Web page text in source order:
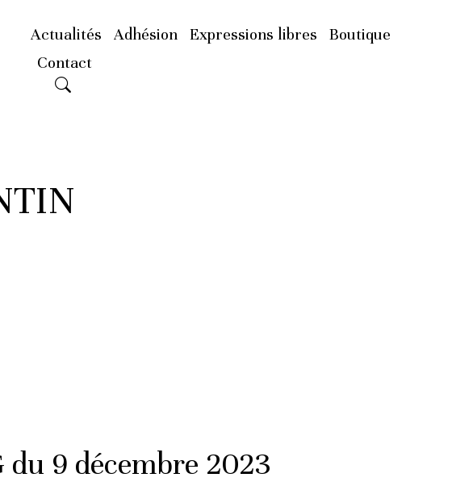
Actualités Adhésion Expressions libres
Boutique
Contact
du 9 décembre 2023